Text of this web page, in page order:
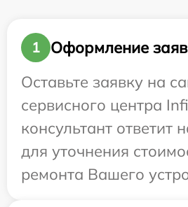
1
Оформление
Оставьте заявку на
сервисного центра
консультант ответит
для уточнения
ремонта Вашего